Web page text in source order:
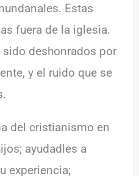
Estas
fuera de la iglesia.
deshonrados por
y el ruido que se
del cristianismo en
ayudadles a
experiencia;